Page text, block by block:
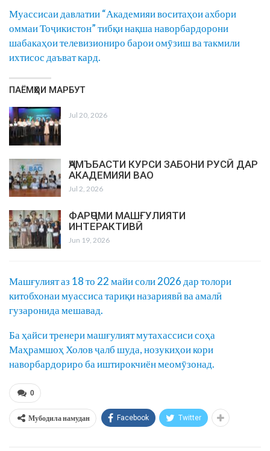
Муассисаи давлатии “Академияи воситаҳои ахбори
оммаи Тоҷикистон” тибқи нақша наворбардорони
шабакаҳои телевизиониро барои омӯзиш ва такмили
ихтисос даъват кард.
ПАЁМҲОИ МАРБУТ
Jul 20, 2026
ҶАМЪБАСТИ КУРСИ ЗАБОНИ РУСӢ ДАР
АКАДЕМИЯИ ВАО
Jul 2, 2026
ФАРҶОМИ МАШҒУЛИЯТИ
ИНТЕРАКТИВӢ
Jun 19, 2026
Машғулият аз 18 то 22 майи соли 2026 дар толори
китобхонаи муассиса тариқи назариявӣ ва амалӣ
гузаронида мешавад.
Ба ҳайси тренери машғулият мутахассиси соҳа
Маҳрамшоҳ Холов ҷалб шуда, нозукиҳои кори
наворбардориро ба иштирокчиён меомӯзонад.
0
Мубодила намудан Facebook Twitter